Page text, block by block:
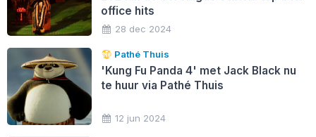
office hits
28 dec 2024
Pathé Thuis
'Kung Fu Panda 4' met Jack Black nu
te huur via Pathé Thuis
12 jun 2024